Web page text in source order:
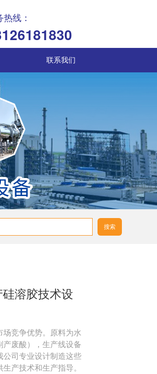
热线：
联系我们
搜索
溶胶技术设
竞争优势。原料为水
废酸），生产线设备
司专业设计制造这些
产技术和生产指导。